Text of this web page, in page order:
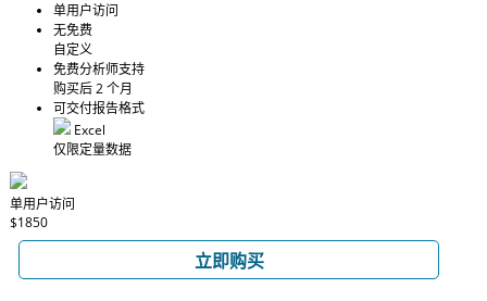
单用户访问
无免费
自定义
免费分析师支持
购买后 2 个月
可交付报告格式
Excel
仅限定量数据
单用户访问
$1850
立即购买